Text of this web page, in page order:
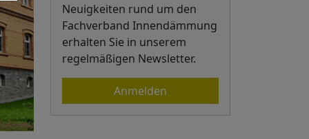
Neuigkeiten rund um den
Fachverband Innendämmung
erhalten Sie in unserem
regelmäßigen Newsletter.
Anmelden